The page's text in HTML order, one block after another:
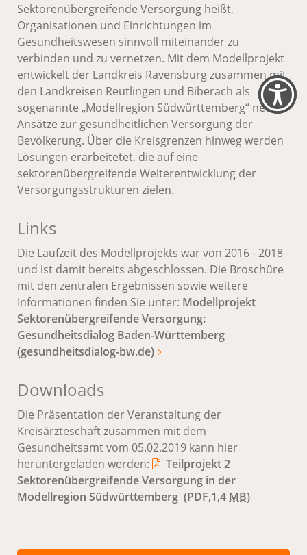
Sektorenübergreifende Versorgung heißt,
Organisationen und Einrichtungen im
Gesundheitswesen sinnvoll miteinander zu
verbinden und zu vernetzen. Mit dem Modellprojekt
entwickelt der Landkreis Ravensburg zusammen mit
den Landkreisen Reutlingen und Biberach als
sogenannte „Modellregion Südwürttemberg“ neue
Ansätze zur gesundheitlichen Versorgung der
Bevölkerung. Über die Kreisgrenzen hinweg werden
Lösungen erarbeitetet, die auf eine
sektorenübergreifende Weiterentwicklung der
Versorgungsstrukturen zielen.
Links
Die Laufzeit des Modellprojekts war von 2016 - 2018
und ist damit bereits abgeschlossen. Die Broschüre
mit den zentralen Ergebnissen sowie weitere
Informationen finden Sie unter: Modellprojekt
Sektorenübergreifende Versorgung:
Gesundheitsdialog Baden-Württemberg
(gesundheitsdialog-bw.de)
Downloads
Die Präsentation der Veranstaltung der
Kreisärzteschaft zusammen mit dem
Gesundheitsamt vom 05.02.2019 kann hier
heruntergeladen werden:
Teilprojekt 2
Sektorenübergreifende Versorgung in der
Modellregion Südwürttemberg (PDF,1,4 MB)